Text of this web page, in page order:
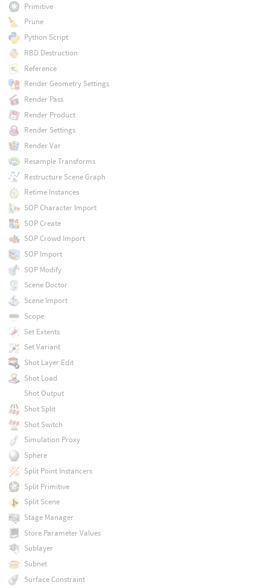
Primitive
Prune
Python Script
RBD Destruction
Reference
Render Geometry Settings
Render Pass
Render Product
Render Settings
Render Var
Resample Transforms
Restructure Scene Graph
Retime Instances
SOP Character Import
SOP Create
SOP Crowd Import
SOP Import
SOP Modify
Scene Doctor
Scene Import
Scope
Set Extents
Set Variant
Shot Layer Edit
Shot Load
Shot Output
Shot Split
Shot Switch
Simulation Proxy
Sphere
Split Point Instancers
Split Primitive
Split Scene
Stage Manager
Store Parameter Values
Sublayer
Subnet
Surface Constraint